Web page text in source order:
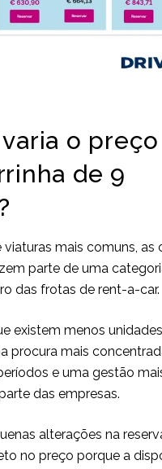
o
de 9
mais comuns, as
parte de uma
das frotas de rent-a-car.
existem menos unidades
procura mais
e uma gestão
das empresas.
alterações na
no preço porque a